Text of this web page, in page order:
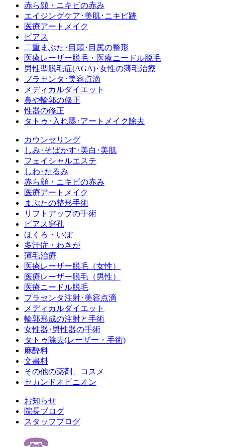
赤ら顔・ニキビの赤み
エイジングケア･美肌･ニキビ跡
医療アートメイク
ピアス
二重まぶた･目頭･目尻の整形
医療レーザー脱毛・医療ニードル脱毛
男性型脱毛症(AGA)･女性の薄毛治療
プラセンタ･美容点滴
メディカルダイエット
鼻や輪郭の修正
性器の修正
タトゥ･入れ墨･アートメイク除去
カウンセリング
しみ･そばかす･美白･美肌
フェイシャルエステ
しわ･たるみ
赤ら顔・ニキビの赤み
医療アートメイク
まぶたの整形手術
リフトアップの手術
ピアス穿孔
ほくろ・いぼ
多汗症・わきが
薄毛治療
医療レーザー脱毛（女性）
医療レーザー脱毛（男性）
医療ニードル脱毛
プラセンタ注射･美容点滴
メディカルダイエット
輪郭形成の注射と手術
女性器･男性器の手術
タトゥ除去(レーザー・手術)
麻酔料
文書料
その他の薬剤、コスメ
セカンドオピニオン
お知らせ
院長ブログ
スタッフブログ